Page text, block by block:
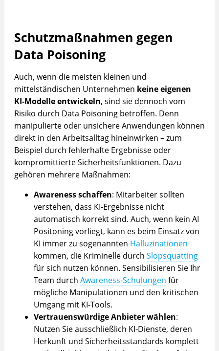
Schutzmaßnahmen gegen
Data Poisoning
Auch, wenn die meisten kleinen und
mittelständischen Unternehmen keine eigenen
KI‑Modelle entwickeln, sind sie dennoch vom
Risiko durch Data Poisoning betroffen. Denn
manipulierte oder unsichere Anwendungen können
direkt in den Arbeitsalltag hineinwirken – zum
Beispiel durch fehlerhafte Ergebnisse oder
kompromittierte Sicherheitsfunktionen. Dazu
gehören mehrere Maßnahmen:
Awareness schaffen: Mitarbeiter sollten
verstehen, dass KI‑Ergebnisse nicht
automatisch korrekt sind. Auch, wenn kein AI
Positoning vorliegt, kann es beim Einsatz von
KI immer zu sogenannten Halluzinationen
kommen, die Kriminelle durch Slopsquatting
für sich nutzen können. Sensibilisieren Sie Ihr
Team durch Awareness‑Schulungen für
mögliche Manipulationen und den kritischen
Umgang mit KI‑Tools.
Vertrauenswürdige Anbieter wählen:
Nutzen Sie ausschließlich KI‑Dienste, deren
Herkunft und Sicherheitsstandards komplett